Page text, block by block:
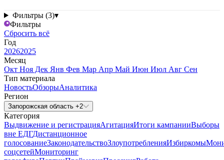
Фильтры (3)▾
Фильтры
Сбросить всё
Год
20262025
Месяц
Окт Ноя Дек Янв Фев Мар Апр Май Июн Июл Авг Сен
Тип материала
НовостьОбзорыАналитика
Регион
Запорожская область +2
Категория
Выдвижение и регистрацияАгитацияИтоги кампанииВыборы
вне ЕДГДистанционное
голосованиеЗаконодательствоЗлоупотребленияИзбиркомы
соцсетейМониторинг